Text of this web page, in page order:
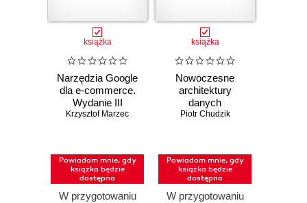
książka
Narzędzia Google
dla e-commerce.
Wydanie III
poszerzone
Krzysztof Marzec
Powiadom mnie, gdy
książka będzie
dostępna
W przygotowaniu
książka
Nowoczesne
architektury
danych
Piotr Chudzik
Powiadom mnie, gdy
książka będzie
dostępna
W przygotowaniu